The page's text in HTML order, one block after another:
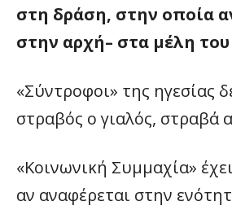
στη δράση, στην οποία
στην αρχή– στα μέλη
«Σύντροφοι» της ηγεσίας
στραβός ο γιαλός, στραβά
«Κοινωνική Συμμαχία»
αν αναφέρεται στην